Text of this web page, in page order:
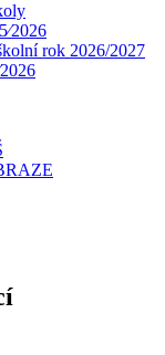
rok 2026/2027